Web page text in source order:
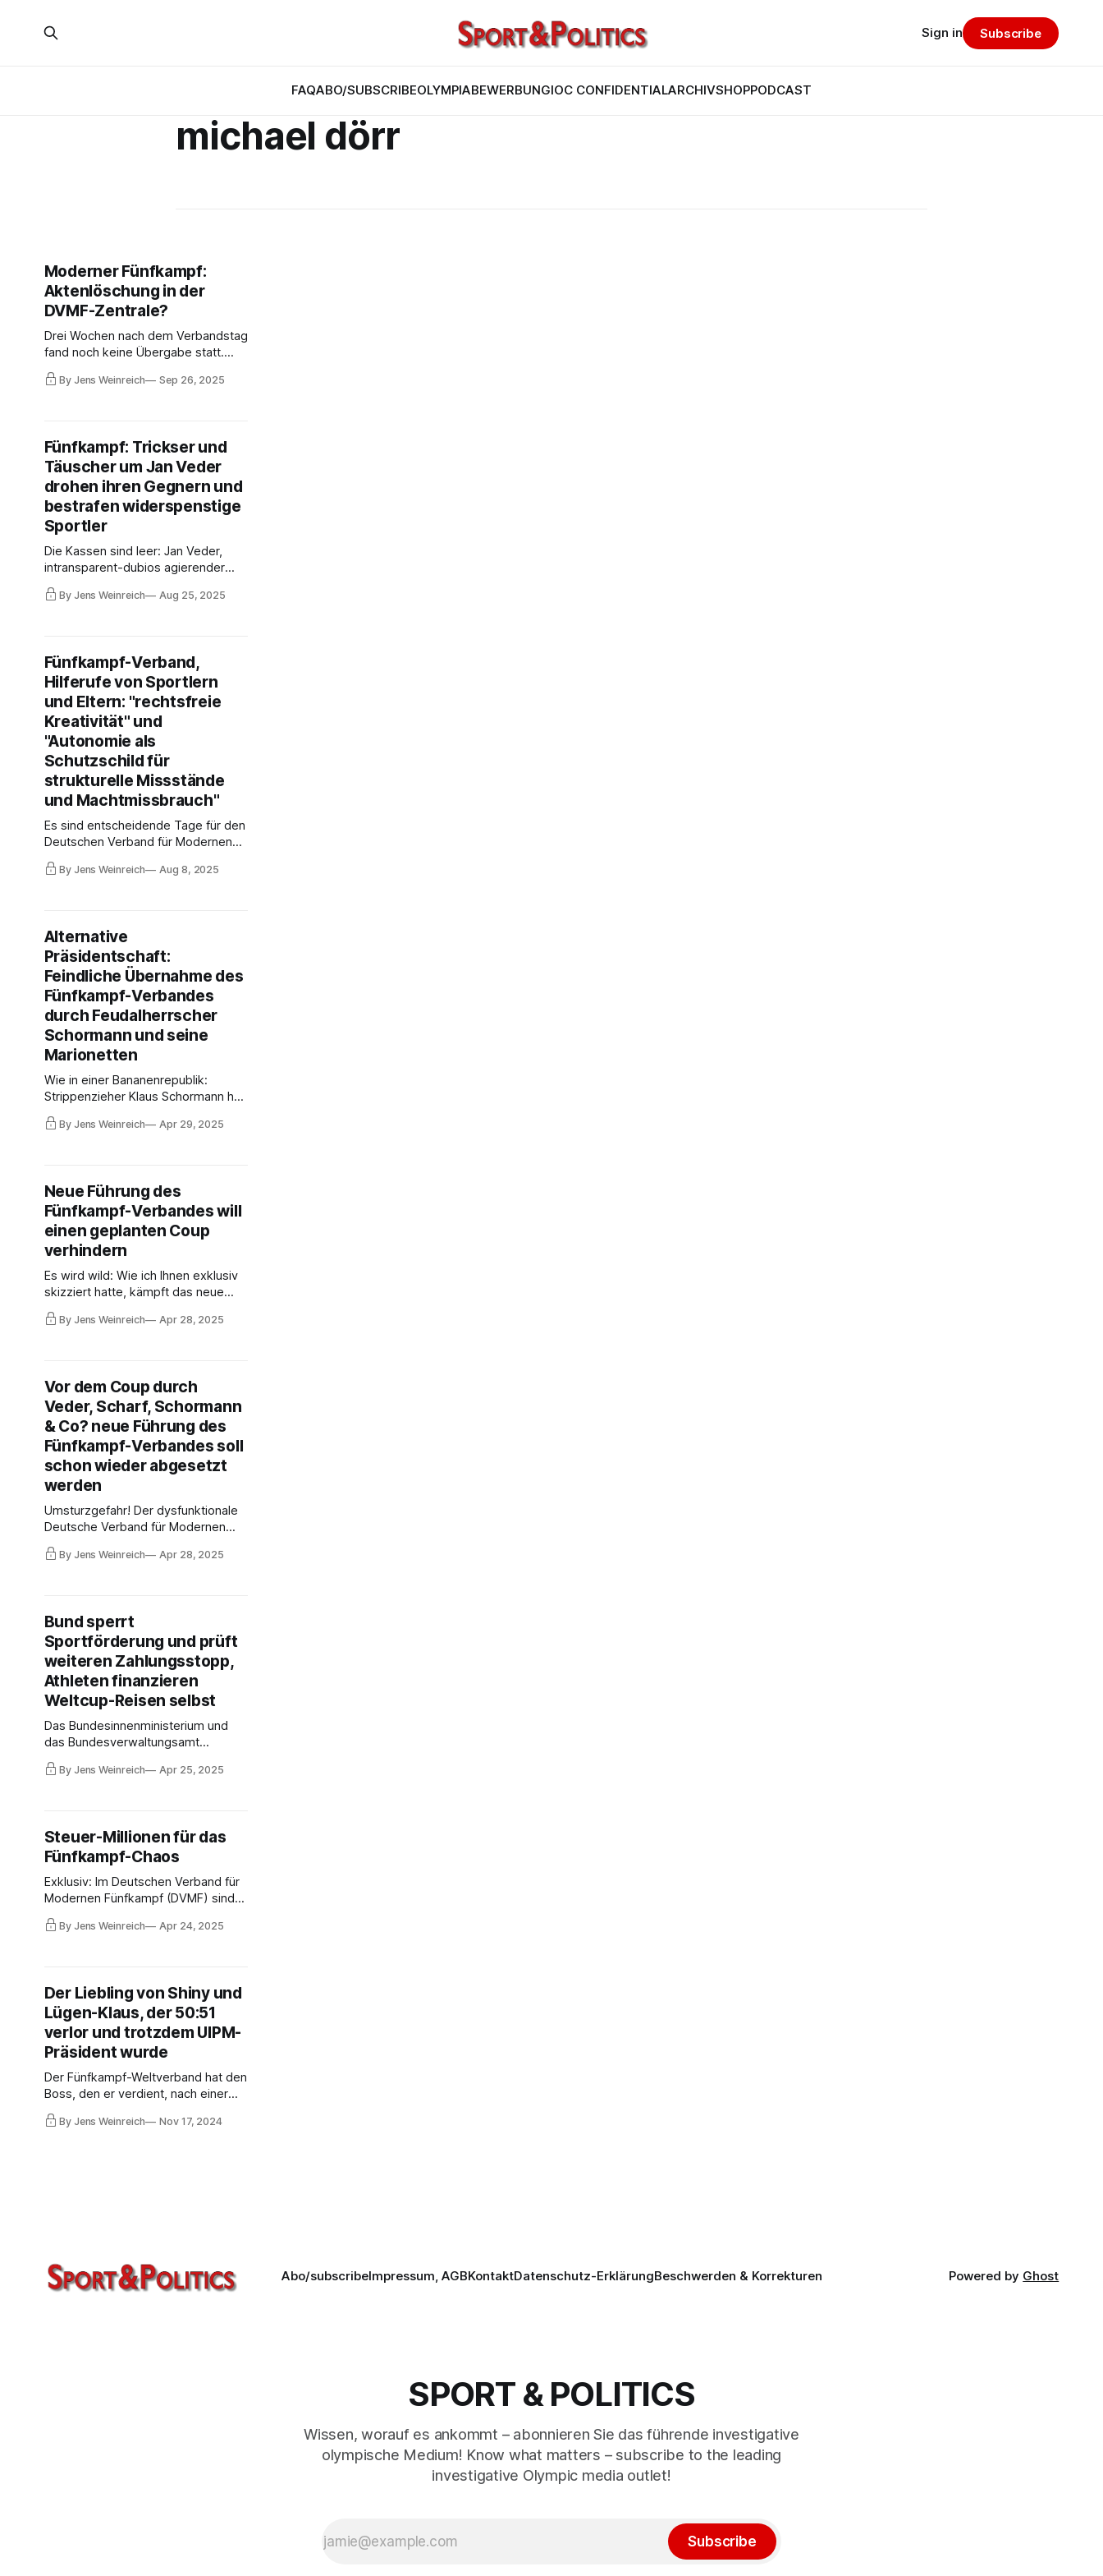
FAQABO/SUBSCRIBEOLYMPIABEWERBUNGIOC CONFIDENTIALARCHIVSHOPPODCAST
Sign in Subscribe
michael dörr
Moderner Fünfkampf:
Aktenlöschung in der
DVMF-Zentrale?
Drei Wochen nach dem Verbandstag
fand noch keine Übergabe statt.
Schlüsselhoheit zur Geschäftsstelle
in Darmstadt haben nach wie vor
Unterlagen vernichtet, etwa Email-
Verkehr mit öffentlichen
Geldgebern.
By Jens Weinreich Sep 26, 2025
Fünfkampf: Trickser und
Täuscher um Jan Veder
drohen ihren Gegnern und
bestrafen widerspenstige
Sportler
Die Kassen sind leer: Jan Veder,
intransparent-dubios agierender
Möchtegern-Präsident des DVMF,
verlangt nun von seinen Gegnern
Schormann zu heikel? Hamburgs LV
fordert, Schormanns Ehrentitel
abzuerkennen.
By Jens Weinreich Aug 25, 2025
Fünfkampf-Verband,
Hilferufe von Sportlern
und Eltern: "rechtsfreie
Kreativität" und
"Autonomie als
Schutzschild für
strukturelle Missstände
und Machtmissbrauch"
Es sind entscheidende Tage für den
Deutschen Verband für Modernen
Fünfkampf (DVMF). Neuwahlen,
Auflösung, Neugründung/en – alles
Klaus Schormann alt aussehen. Im
Chaos sind einzig und allein Sportler
die Verlierer.
By Jens Weinreich Aug 8, 2025
Alternative
Präsidentschaft:
Feindliche Übernahme des
Fünfkampf-Verbandes
durch Feudalherrscher
Schormann und seine
Marionetten
Wie in einer Bananenrepublik:
Strippenzieher Klaus Schormann hat
es geschafft, seinen Günstling Jan
Veder auf einem alternativen
bleibt nun nichts, als die
Sportförderung für den Verband
vollständig einzufrieren.
By Jens Weinreich Apr 29, 2025
Neue Führung des
Fünfkampf-Verbandes will
einen geplanten Coup
verhindern
Es wird wild: Wie ich Ihnen exklusiv
skizziert hatte, kämpft das neue
DVMF-Präsidium gegen den
Umsturzversuch auf einem
Scharf, Kleidon – unrechtmäßig für
heute Abend einberufen wurde. Die
Dokumente ...
By Jens Weinreich Apr 28, 2025
Vor dem Coup durch
Veder, Scharf, Schormann
& Co? neue Führung des
Fünfkampf-Verbandes soll
schon wieder abgesetzt
werden
Umsturzgefahr! Der dysfunktionale
Deutsche Verband für Modernen
Fünfkampf (DVMF) kämpft weiter
ums Überleben. Am Samstag hat die
versucht, die Übernahme durch
einen alternativen Verbandstag zu
verhindern.
By Jens Weinreich Apr 28, 2025
Bund sperrt
Sportförderung und prüft
weiteren Zahlungsstopp,
Athleten finanzieren
Weltcup-Reisen selbst
Das Bundesinnenministerium und
das Bundesverwaltungsamt
bezweifeln, ob "die
ordnungsgemäße Geschäftsführung
Sportmaßnahmen werden derzeit
nicht finanziert. Personalkosten
werden nur teilweise bezahlt – noch.
By Jens Weinreich Apr 25, 2025
Steuer-Millionen für das
Fünfkampf-Chaos
Exklusiv: Im Deutschen Verband für
Modernen Fünfkampf (DVMF) sind
zwei Verbandstage angesetzt –
einer vom Präsidenten, einer vom
Gerichte und Anwälte haben das
Wort. Versuch einer Aufarbeitung,
mit Dokumenten…
By Jens Weinreich Apr 24, 2025
Der Liebling von Shiny und
Lügen-Klaus, der 50:51
verlor und trotzdem UIPM-
Präsident wurde
Der Fünfkampf-Weltverband hat den
Boss, den er verdient, nach einer
lustigen Wahl, die perfekt zur
Location Riadh passt: Der US-
By Jens Weinreich Nov 17, 2024
Abo/subscribeImpressum, AGBKontaktDatenschutz-ErklärungBeschwerden & Korrekturen Powered by Ghost
SPORT & POLITICS
Wissen, worauf es ankommt – abonnieren Sie das führende investigative
olympische Medium! Know what matters – subscribe to the leading
investigative Olympic media outlet!
Subscribe